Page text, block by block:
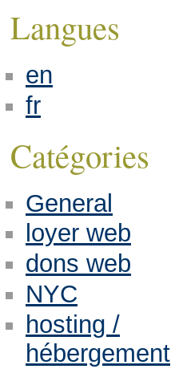
Langues
en
fr
Catégories
General
loyer web
dons web
NYC
hosting /
hébergement